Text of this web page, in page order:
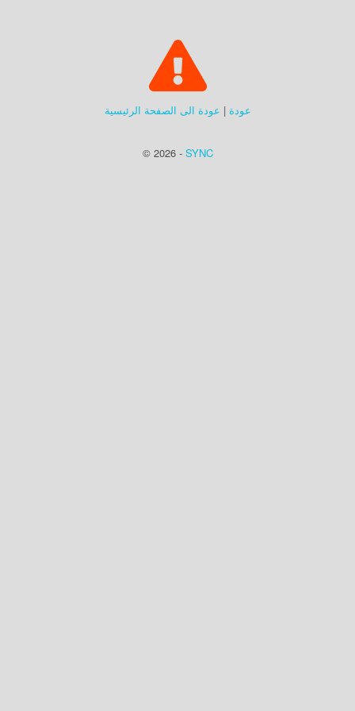
عودة | عودة الى الصفحة الرئيسية
© 2026 - SYNC